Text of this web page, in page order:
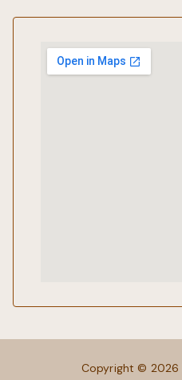
Copyright © 2026